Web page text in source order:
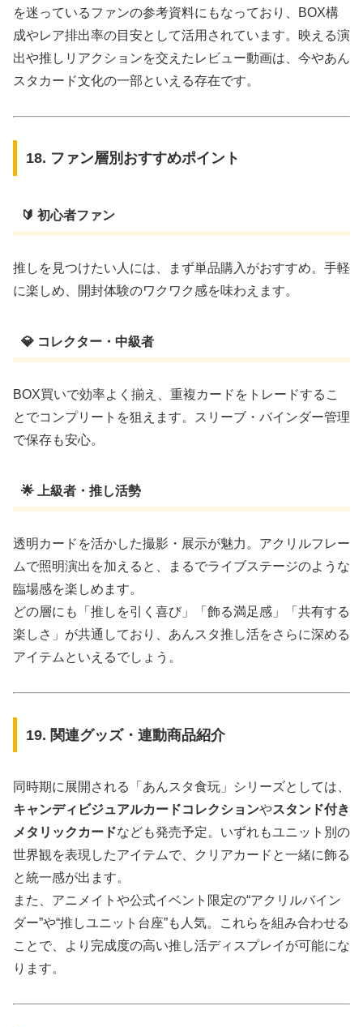
を迷っているファンの参考資料にもなっており、BOX構
成やレア排出率の目安として活用されています。映える演
出や推しリアクションを交えたレビュー動画は、今やあん
スタカード文化の一部といえる存在です。
18. ファン層別おすすめポイント
🔰 初心者ファン
推しを見つけたい人には、まず単品購入がおすすめ。手軽
に楽しめ、開封体験のワクワク感を味わえます。
💎 コレクター・中級者
BOX買いで効率よく揃え、重複カードをトレードするこ
とでコンプリートを狙えます。スリーブ・バインダー管理
で保存も安心。
🌟 上級者・推し活勢
透明カードを活かした撮影・展示が魅力。アクリルフレー
ムで照明演出を加えると、まるでライブステージのような
臨場感を楽しめます。
どの層にも「推しを引く喜び」「飾る満足感」「共有する
楽しさ」が共通しており、あんスタ推し活をさらに深める
アイテムといえるでしょう。
19. 関連グッズ・連動商品紹介
同時期に展開される「あんスタ食玩」シリーズとしては、
キャンディビジュアルカードコレクションやスタンド付き
メタリックカードなども発売予定。いずれもユニット別の
世界観を表現したアイテムで、クリアカードと一緒に飾る
と統一感が出ます。
また、アニメイトや公式イベント限定の“アクリルバイン
ダー”や“推しユニット台座”も人気。これらを組み合わせる
ことで、より完成度の高い推し活ディスプレイが可能にな
ります。